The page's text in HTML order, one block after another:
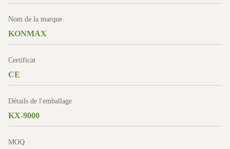
Nom de la marque
KONMAX
Certificat
CE
Détails de l'emballage
KX-9000
MOQ